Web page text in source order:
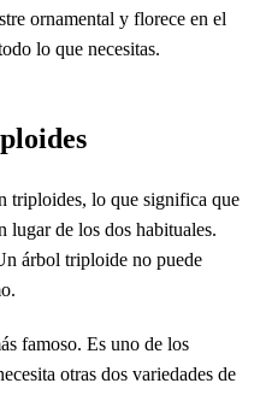
ornamental y florece en el
lo que necesitas.
triploides, lo que significa que
lugar de los dos habituales.
árbol triploide no puede
famoso. Es uno de los
otras dos variedades de